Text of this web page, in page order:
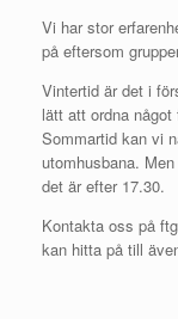
Vi har stor
på eftersom
Vintertid är det i
lätt att ordna
Sommartid kan vi
utomhusbana.
det är efter 17.30.
Kontakta oss på
kan hitta på till